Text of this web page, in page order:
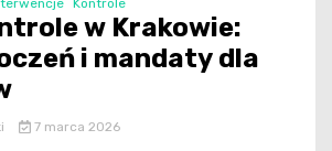
Kontrole
w Krakowie:
i mandaty dla
7 marca 2026